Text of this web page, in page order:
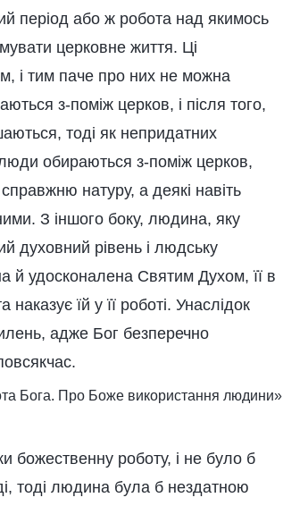
період або ж робота над якимось
церковне життя. Ці
і тим паче про них не можна
з-поміж церков, і після того,
тоді як непридатних
обираються з-поміж церков,
натуру, а деякі навіть
З іншого боку, людина, яку
духовний рівень і людську
й удосконалена Святим Духом, її в
їй у її роботі. Унаслідок
адже Бог безперечно
Бога. Про Боже використання людини»
божественну роботу, і не було б
тоді людина була б нездатною